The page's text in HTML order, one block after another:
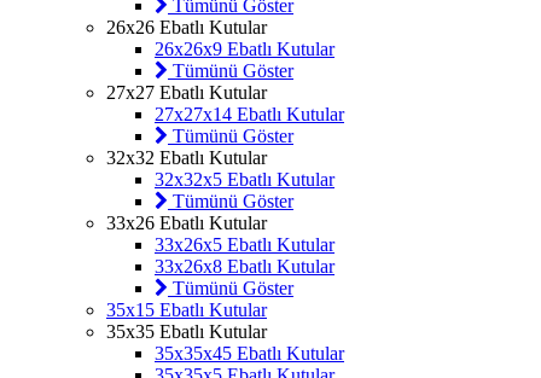
Tümünü Göster
26x26 Ebatlı Kutular
26x26x9 Ebatlı Kutular
Tümünü Göster
27x27 Ebatlı Kutular
27x27x14 Ebatlı Kutular
Tümünü Göster
32x32 Ebatlı Kutular
32x32x5 Ebatlı Kutular
Tümünü Göster
33x26 Ebatlı Kutular
33x26x5 Ebatlı Kutular
33x26x8 Ebatlı Kutular
Tümünü Göster
35x15 Ebatlı Kutular
35x35 Ebatlı Kutular
35x35x45 Ebatlı Kutular